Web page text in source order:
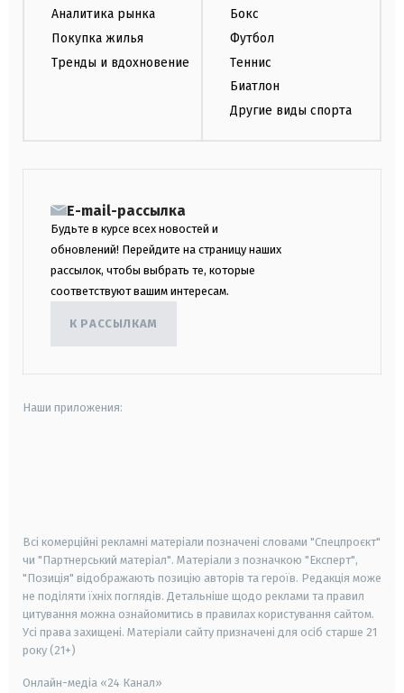
Аналитика рынка
Покупка жилья
Тренды и вдохновение
Бокс
Футбол
Теннис
Биатлон
Другие виды спорта
E-mail-рассылка
Будьте в курсе всех новостей и
обновлений! Перейдите на страницу наших
рассылок, чтобы выбрать те, которые
соответствуют вашим интересам.
К РАССЫЛКАМ
Наши приложения:
Всі комерційні рекламні матеріали позначені словами "Спецпроєкт"
чи "Партнерський матеріал". Матеріали з позначкою "Експерт",
"Позиція" відображають позицію авторів та героїв. Редакція може
не поділяти їхніх поглядів. Детальніше щодо реклами та правил
цитування можна ознайомитись в правилах користування сайтом.
Усі права захищені. Матеріали сайту призначені для осіб старше 21
року (21+)
Онлайн-медіа «24 Канал»